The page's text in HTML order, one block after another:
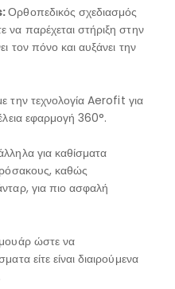
Ορθοπεδικός σχεδιασμός
να παρέχεται στήριξη στην
τον πόνο και αυξάνει την
την τεχνολογία Aerofit για
εφαρμογή 360°.
για καθίσματα
καθώς
για πιο ασφαλή
ώστε να
είτε είναι διαιρούμενα